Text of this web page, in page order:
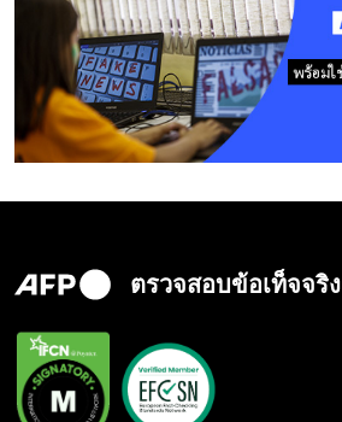
ตรวจสอบข้อเท็จจริง